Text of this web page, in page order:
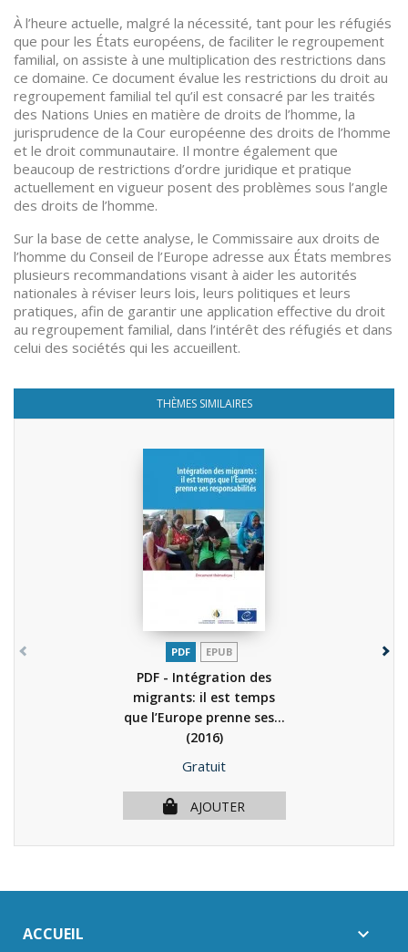
À l’heure actuelle, malgré la nécessité, tant pour les réfugiés
que pour les États européens, de faciliter le regroupement
familial, on assiste à une multiplication des restrictions dans
ce domaine. Ce document évalue les restrictions du droit au
regroupement familial tel qu’il est consacré par les traités
des Nations Unies en matière de droits de l’homme, la
jurisprudence de la Cour européenne des droits de l’homme
et le droit communautaire. Il montre également que
beaucoup de restrictions d’ordre juridique et pratique
actuellement en vigueur posent des problèmes sous l’angle
des droits de l’homme.
Sur la base de cette analyse, le Commissaire aux droits de
l’homme du Conseil de l’Europe adresse aux États membres
plusieurs recommandations visant à aider les autorités
nationales à réviser leurs lois, leurs politiques et leurs
pratiques, afin de garantir une application effective du droit
au regroupement familial, dans l’intérêt des réfugiés et dans
celui des sociétés qui les accueillent.
THÈMES SIMILAIRES
PDF EPUB
PDF - Intégration des
migrants: il est temps
que l’Europe prenne ses...
(2016)
Prix
Gratuit
AJOUTER
ACCUEIL 